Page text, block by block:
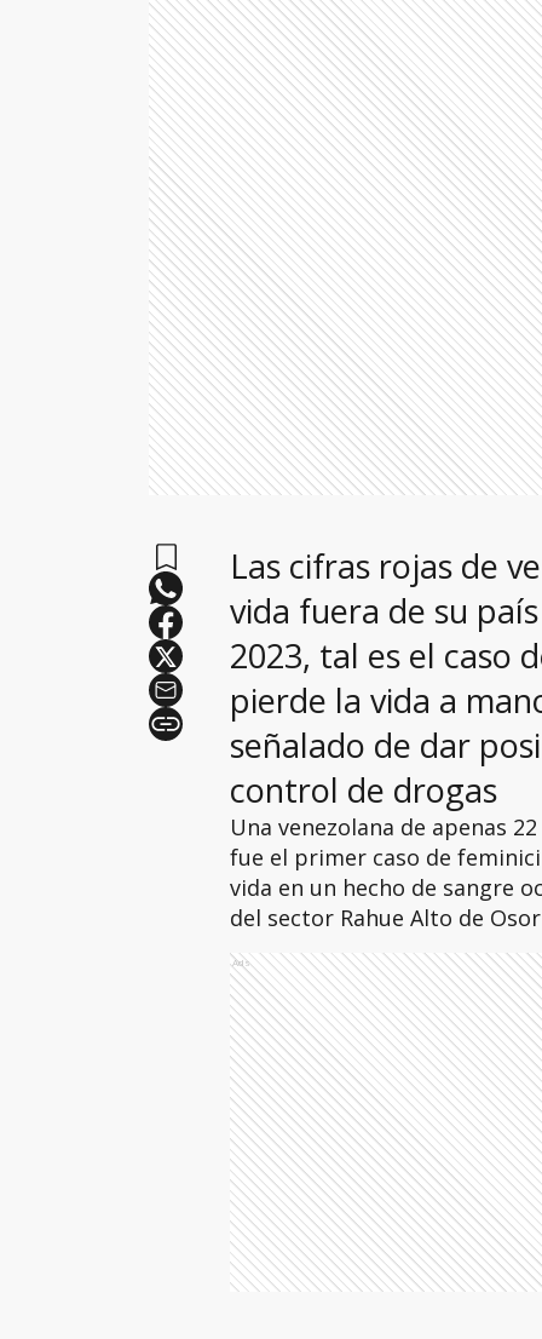
Las cifras rojas de
vida fuera de su
2023, tal es el caso
pierde la vida a
señalado de dar
control de drogas
Una venezolana de apenas
fue el primer caso de
vida en un hecho de sangre
del sector Rahue Alto de
Ads